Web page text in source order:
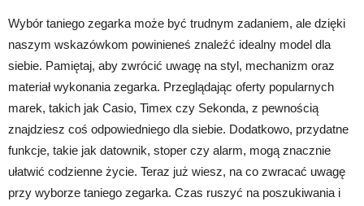
Wybór taniego zegarka może być trudnym zadaniem, ale dzięki
naszym wskazówkom powinieneś znaleźć idealny model dla
siebie. Pamiętaj, aby zwrócić uwagę na styl, mechanizm oraz
materiał wykonania zegarka. Przeglądając oferty popularnych
marek, takich jak Casio, Timex czy Sekonda, z pewnością
znajdziesz coś odpowiedniego dla siebie. Dodatkowo, przydatne
funkcje, takie jak datownik, stoper czy alarm, mogą znacznie
ułatwić codzienne życie. Teraz już wiesz, na co zwracać uwagę
przy wyborze taniego zegarka. Czas ruszyć na poszukiwania i